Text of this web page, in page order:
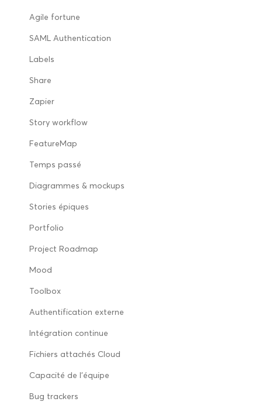
Agile fortune
SAML Authentication
Labels
Share
Zapier
Story workflow
FeatureMap
Temps passé
Diagrammes & mockups
Stories épiques
Portfolio
Project Roadmap
Mood
Toolbox
Authentification externe
Intégration continue
Fichiers attachés Cloud
Capacité de l’équipe
Bug trackers